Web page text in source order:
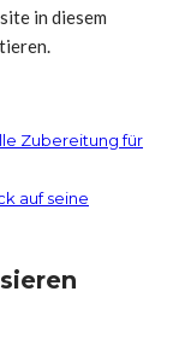
in diesem
Zubereitung für
auf seine